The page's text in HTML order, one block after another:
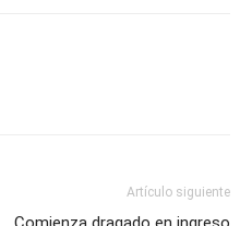
Artículo siguiente